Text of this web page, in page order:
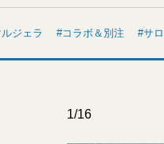
ジェラ コラボ＆別注 サ
1/16